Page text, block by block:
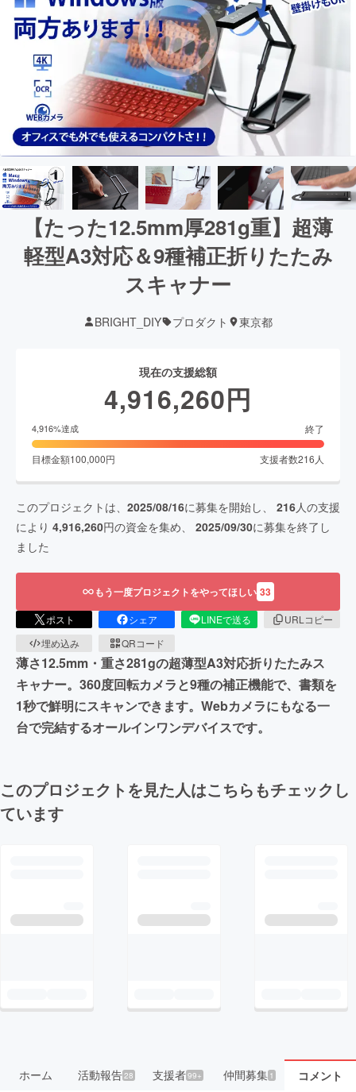
【たった12.5mm厚281g重】超薄
軽型A3対応＆9種補正折りたたみ
スキャナー
BRIGHT_DIY プロダクト 東京都
現在の支援総額
4,916,260円
4,916%達成 終了
目標金額100,000円 支援者数216 人
このプロジェクトは、 2025/08/16に募集を開始し、 216人の支援
により 4,916,260円の資金を集め、 2025/09/30に募集を終了し
ました
もう一度プロジェクトをやってほしい 33
ポスト シェア LINEで送る
URLコピー
埋め込み
QRコード
薄さ12.5mm・重さ281gの超薄型A3対応折りたたみス
キャナー。360度回転カメラと9種の補正機能で、書類を
1秒で鮮明にスキャンできます。Webカメラにもなる一
台で完結するオールインワンデバイスです。
このプロジェクトを見た人はこちらもチェックし
ています
ホーム 活動報告28 支援者99+ 仲間募集 1 コメント